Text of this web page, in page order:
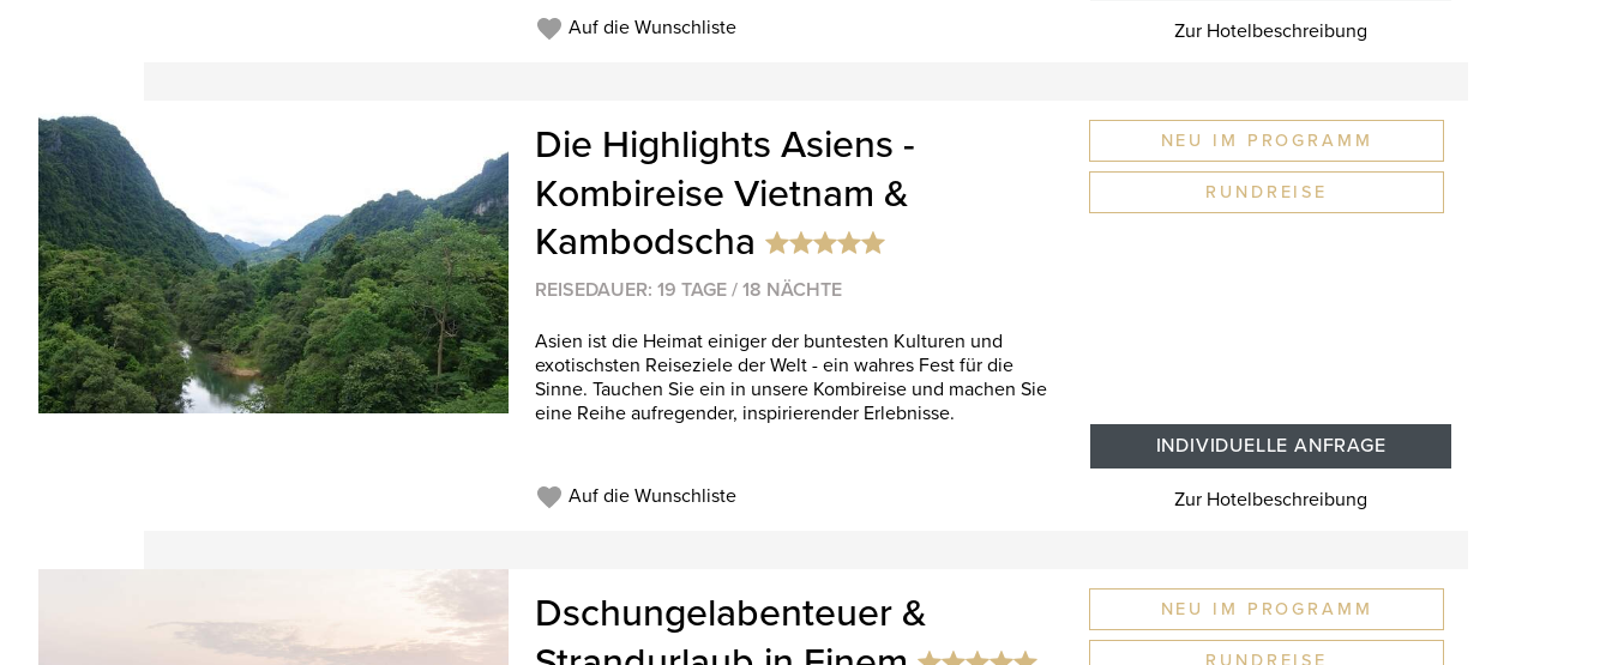
Zur Hotelbeschreibung
Auf die Wunschliste
NEU IM PROGRAMM
RUNDREISE
Die Highlights Asiens -
Kombireise Vietnam &
Kambodscha
REISEDAUER: 19 TAGE / 18 NÄCHTE
Asien ist die Heimat einiger der buntesten Kulturen und
exotischsten Reiseziele der Welt - ein wahres Fest für die
Sinne. Tauchen Sie ein in unsere Kombireise und machen Sie
eine Reihe aufregender, inspirierender Erlebnisse.
INDIVIDUELLE ANFRAGE
Zur Hotelbeschreibung
Auf die Wunschliste
NEU IM PROGRAMM
Dschungelabenteuer &